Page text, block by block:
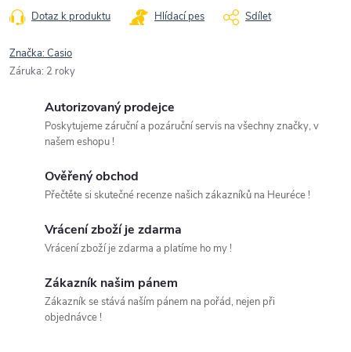
Dotaz k produktu Hlídací pes Sdílet
Značka:Casio
Záruka: 2 roky
Autorizovaný prodejce
Poskytujeme záruční a pozáruční servis na všechny značky, v
našem eshopu !
Ověřený obchod
Přečtěte si skutečné recenze našich zákazníků na Heuréce !
Vrácení zboží je zdarma
Vrácení zboží je zdarma a platíme ho my !
Zákazník našim pánem
Zákazník se stává naším pánem na pořád, nejen při
objednávce !